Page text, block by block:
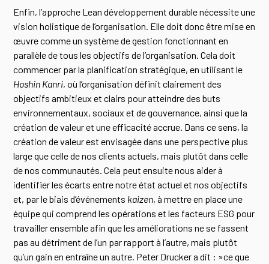
Enfin, l’approche Lean développement durable nécessite une
vision holistique de l’organisation. Elle doit donc être mise en
œuvre comme un système de gestion fonctionnant en
parallèle de tous les objectifs de l’organisation. Cela doit
commencer par la planification stratégique, en utilisant le
Hoshin Kanri, où l’organisation définit clairement des
objectifs ambitieux et clairs pour atteindre des buts
environnementaux, sociaux et de gouvernance, ainsi que la
création de valeur et une efficacité accrue. Dans ce sens, la
création de valeur est envisagée dans une perspective plus
large que celle de nos clients actuels, mais plutôt dans celle
de nos communautés. Cela peut ensuite nous aider à
identifier les écarts entre notre état actuel et nos objectifs
et, par le biais d’événements kaizen, à mettre en place une
équipe qui comprend les opérations et les facteurs ESG pour
travailler ensemble afin que les améliorations ne se fassent
pas au détriment de l’un par rapport à l’autre, mais plutôt
qu’un gain en entraîne un autre. Peter Drucker a dit : »ce que